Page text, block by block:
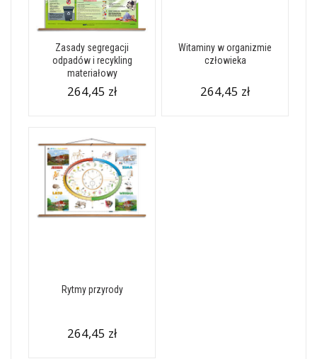
Zasady segregacji
odpadów i recykling
materiałowy
264,45 zł
Witaminy w organizmie
człowieka
264,45 zł
Rytmy przyrody
264,45 zł